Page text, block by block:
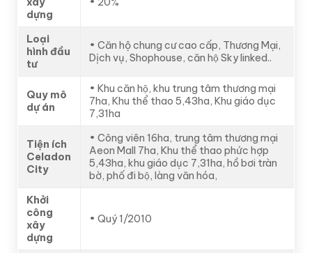
dựng
Loại
hình đầu
tư
• Căn hộ chung cư cao cấp, Thương Mại,
Dịch vụ, Shophouse, căn hộ Sky linked..
Quy mô
dự án
• Khu căn hộ, khu trung tâm thương mại
7ha, Khu thể thao 5,43ha, Khu giáo dục
7,31ha
Tiện ích
Celadon
City
• Công viên 16ha, trung tâm thương mại
Aeon Mall 7ha, Khu thể thao phức hợp
5,43ha, khu giáo dục 7,31ha, hồ bơi tràn
bờ, phố đi bộ, làng văn hóa,
Khởi
công
xây
dựng
• Quý 1/2010